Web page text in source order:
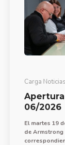
Carga Noticias
06/2026
El martes 19
de